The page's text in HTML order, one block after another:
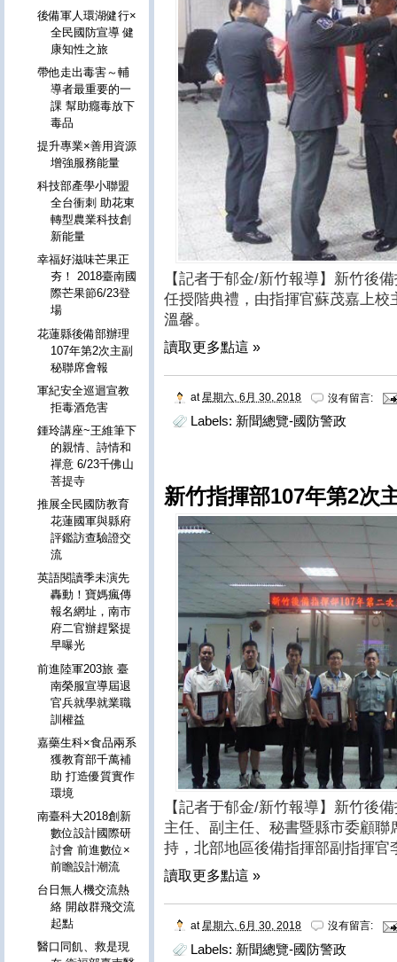
【記者于郁金/新竹報導】新竹後
任授階典禮，由指揮官蘇茂嘉上
溫馨。
讀取更多點這 »
at星期六, 6月 30, 2018 沒有留言:
Labels: 新聞總覽-國防警政
新竹指揮部107年第2次
【記者于郁金/新竹報導】新竹後
主任、副主任、秘書暨縣市委顧
持，北部地區後備指揮部副指揮官
讀取更多點這 »
at星期六, 6月 30, 2018 沒有留言:
Labels: 新聞總覽-國防警政
後備軍人環湖健行×
全民國防宣導 健
康知性之旅
帶他走出毒害～輔
導者最重要的一
課 幫助癮毒放下
毒品
提升專業×善用資源
增強服務能量
科技部產學小聯盟
全台衝刺 助花東
轉型農業科技創
新能量
幸福好滋味芒果正
夯！ 2018臺南國
際芒果節6/23登
場
花蓮縣後備部辦理
107年第2次主副
秘聯席會報
軍紀安全巡迴宣教
拒毒酒危害
鍾玲講座~王維筆下
的親情、詩情和
禪意 6/23千佛山
菩提寺
推展全民國防教育
花蓮國軍與縣府
評鑑訪查驗證交
流
英語閱讀季未演先
轟動！寶媽瘋傳
報名網址，南市
府二官辦趕緊提
早曝光
前進陸軍203旅 臺
南榮服宣導屆退
官兵就學就業職
訓權益
嘉藥生科×食品兩系
獲教育部千萬補
助 打造優質實作
環境
南臺科大2018創新
數位設計國際研
討會 前進數位×
前瞻設計潮流
台日無人機交流熱
絡 開啟群飛交流
起點
醫口同飢、救是現